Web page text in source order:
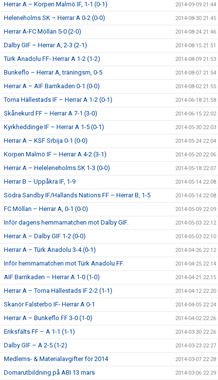
Herrar A – Korpen Malmö IF, 1-1 (0-1) 2014-09-09 21:44
Heleneholms SK – Herrar A 0-2 (0-0) 2014-08-30 21:45
Herrar A-FC Möllan 5-0 (2-0) 2014-08-24 21:46
Dalby GIF – Herrar A, 2-3 (2-1) 2014-08-15 21:51
Türk Anadolu FF- Herrar A 1-2 (1-2) 2014-08-09 21:53
Bunkeflo – Herrar A, träningsm, 0-5 2014-08-07 21:54
Herrar A – AIF Barrikaden 0-1 (0-0) 2014-08-02 21:55
Torna Hällestads IF – Herrar A 1-2 (0-1) 2014-06-18 21:58
Skånekurd FF – Herrar A 7-1 (3-0) 2014-06-15 22:02
Kyrkheddinge IF – Herrar A 1-5 (0-1) 2014-05-30 22:03
Herrar A – KSF Srbija 0-1 (0-0) 2014-05-24 22:04
Korpen Malmö IF – Herrar A 4-2 (3-1) 2014-05-20 22:06
Herrar A – Heleleneholms SK 1-3 (0-0) 2014-05-18 22:07
Herrar B – Uppåkra IF, 1-9 2014-05-14 22:08
Södra Sandby IF/Hallands Nations FF – Herrar B, 1-5 2014-05-14 22:08
FC Möllan – Herrar A, 0-1 (0-0) 2014-05-09 22:09
Inför dagens hemmamatchen mot Dalby GIF. 2014-05-03 22:12
Herrar A – Dalby GIF 1-2 (0-0) 2014-05-03 22:10
Herrar A – Türk Anadolu 3-4 (0-1) 2014-04-26 22:12
Inför hemmamatchen mot Türk Anadolu FF. 2014-04-25 22:14
AIF Barrikaden – Herrar A 1-0 (1-0) 2014-04-21 22:15
Herrar A – Torna Hällestads IF 2-2 (1-1) 2014-04-12 22:20
Skanör Falsterbo IF- Herrar A 0-1 2014-04-05 22:24
Herrar A – Bunkeflo FF 3-0 (1-0) 2014-04-02 22:26
Eriksfälts FF – A 1-1 (1-1) 2014-03-30 22:26
Dalby GIF – A 2-5 (1-2) 2014-03-23 22:27
Medlems- & Materialavgifter för 2014 2014-03-07 22:28
Domarutbildning på ABI 13 mars 2014-03-06 22:29